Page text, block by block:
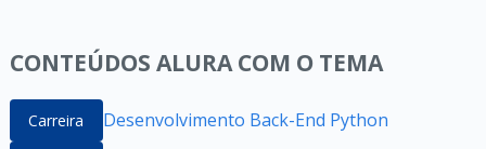
CONTEÚDOS ALURA COM O TEMA
Carreira Desenvolvimento Back-End Python